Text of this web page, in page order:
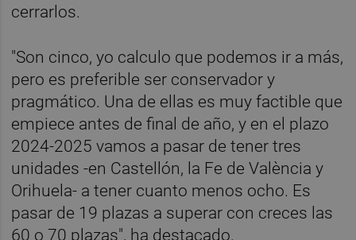
cerrarlos.
"Son cinco, yo calculo que podemos ir a más,
pero es preferible ser conservador y
pragmático. Una de ellas es muy factible que
empiece antes de final de año, y en el plazo
2024-2025 vamos a pasar de tener tres
unidades -en Castellón, la Fe de València y
Orihuela- a tener cuanto menos ocho. Es
pasar de 19 plazas a superar con creces las
60 o 70 plazas", ha destacado.